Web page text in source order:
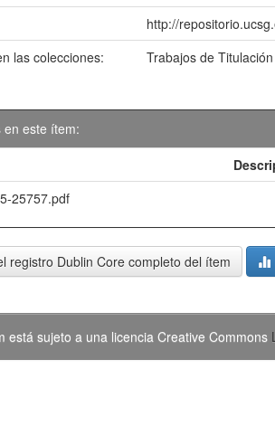
http://
las colecciones:
Trabajos de
en este ítem:
25757.pdf
registro Dublin Core completo del ítem
está sujeto a una licencia Creative Commons